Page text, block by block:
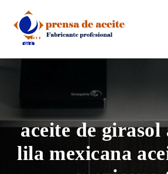
content
aceite de girasol
lila mexicana